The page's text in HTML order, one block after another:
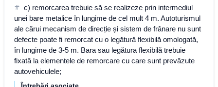
c) remorcarea trebuie să se realizeze prin intermediul
unei bare metalice în lungime de cel mult 4 m. Autoturismul
ale cărui mecanism de direcție și sistem de frânare nu sunt
defecte poate fi remorcat cu o legătură flexibilă omologată,
în lungime de 3-5 m. Bara sau legătura flexibilă trebuie
fixată la elementele de remorcare cu care sunt prevăzute
autovehiculele;